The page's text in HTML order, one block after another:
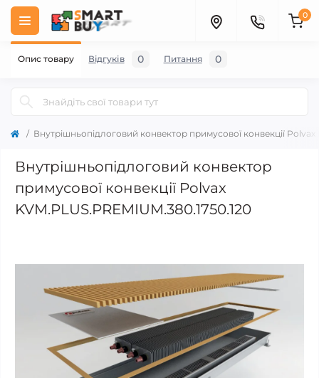
0
Внутрішньопідлоговий конвектор примусової конвекції Polvax
Внутрішньопідлоговий конвектор
примусової конвекції Polvax
KVM.PLUS.PREMIUM.380.1750.120
Опис товару Відгуків 0 Питання 0